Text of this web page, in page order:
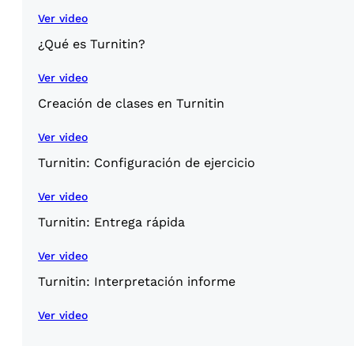
Ver video
¿Qué es Turnitin?
Ver video
Creación de clases en Turnitin
Ver video
Turnitin: Configuración de ejercicio
Ver video
Turnitin: Entrega rápida
Ver video
Turnitin: Interpretación informe
Ver video